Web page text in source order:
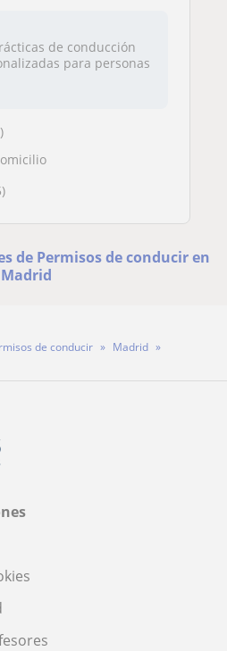
de conducción
para personas
de Permisos de conducir en
Madrid
de conducir
Madrid